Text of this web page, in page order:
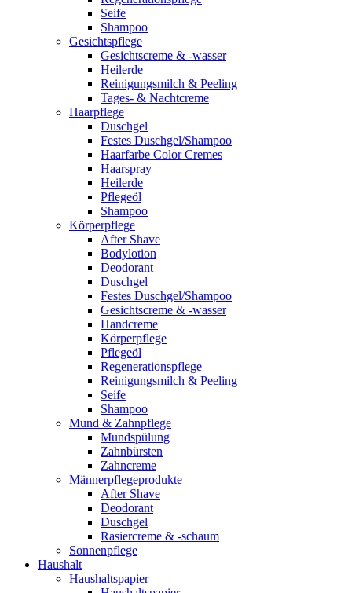
Seife
Shampoo
Gesichtspflege
Gesichtscreme & -wasser
Heilerde
Reinigungsmilch & Peeling
Tages- & Nachtcreme
Haarpflege
Duschgel
Festes Duschgel/Shampoo
Haarfarbe Color Cremes
Haarspray
Heilerde
Pflegeöl
Shampoo
Körperpflege
After Shave
Bodylotion
Deodorant
Duschgel
Festes Duschgel/Shampoo
Gesichtscreme & -wasser
Handcreme
Körperpflege
Pflegeöl
Regenerationspflege
Reinigungsmilch & Peeling
Seife
Shampoo
Mund & Zahnpflege
Mundspülung
Zahnbürsten
Zahncreme
Männerpflegeprodukte
After Shave
Deodorant
Duschgel
Rasiercreme & -schaum
Sonnenpflege
Haushalt
Haushaltspapier